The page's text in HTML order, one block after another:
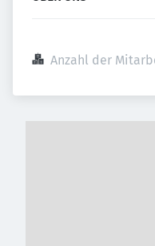
Anzahl der